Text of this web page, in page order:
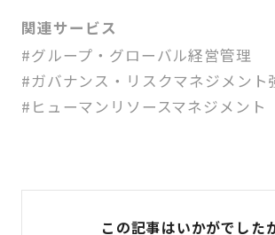
関連サービス
#グループ・グローバル経営管理
#ガバナンス・リスクマネジメント
#ヒューマンリソースマネジメント
この記事はいかがでした